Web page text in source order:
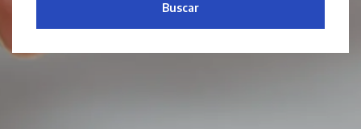
Buscar